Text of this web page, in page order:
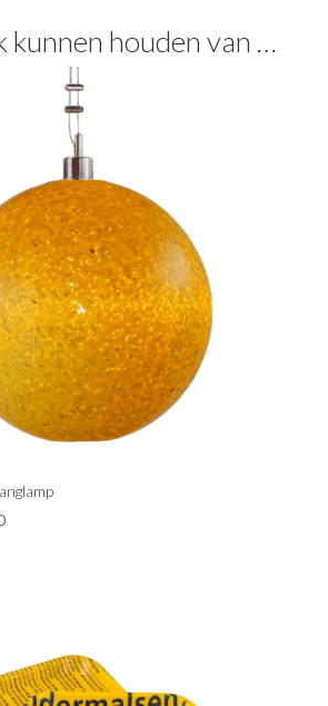
kunnen houden van …
Prijsklasse: